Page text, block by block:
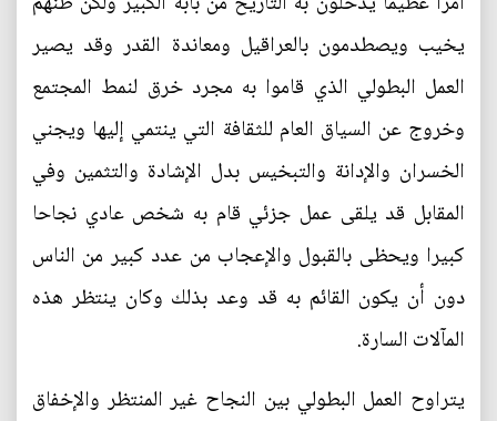
يخيب ويصطدمون بالعراقيل ومعاندة القدر وقد يصير
العمل البطولي الذي قاموا به مجرد خرق لنمط المجتمع
وخروج عن السياق العام للثقافة التي ينتمي إليها ويجني
الخسران والإدانة والتبخيس بدل الإشادة والتثمين وفي
المقابل قد يلقى عمل جزئي قام به شخص عادي نجاحا
كبيرا ويحظى بالقبول والإعجاب من عدد كبير من الناس
دون أن يكون القائم به قد وعد بذلك وكان ينتظر هذه
المآلات السارة.
يتراوح العمل البطولي بين النجاح غير المنتظر والإخفاق